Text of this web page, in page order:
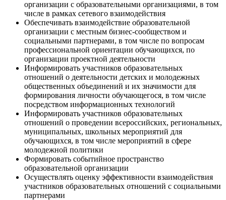
организации с образовательными организациями, в том
числе в рамках сетевого взаимодействия
Обеспечивать взаимодействие образовательной
организации с местным бизнес-сообществом и
социальными партнерами, в том числе по вопросам
профессиональной ориентации обучающихся, по
организации проектной деятельности
Информировать участников образовательных
отношений о деятельности детских и молодежных
общественных объединений и их значимости для
формирования личности обучающегося, в том числе
посредством информационных технологий
Информировать участников образовательных
отношений о проведении всероссийских, региональных,
муниципальных, школьных мероприятий для
обучающихся, в том числе мероприятий в сфере
молодежной политики
Формировать событийное пространство
образовательной организации
Осуществлять оценку эффективности взаимодействия
участников образовательных отношений с социальными
партнерами